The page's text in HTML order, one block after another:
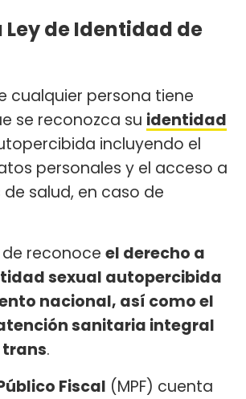
Ley de Identidad de
cualquier persona tiene
se reconozca su identidad
incluyendo el
personales y el acceso a
salud, en caso de
de reconoce el derecho a
sexual autopercibida
nacional, así como el
sanitaria integral
trans.
Fiscal (MPF) cuenta